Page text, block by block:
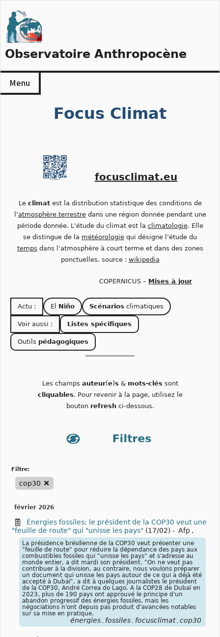
to
content
Observatoire Anthropocène
Menu
Focus Climat
focusclimat.eu
Le climatest la distribution statistique des conditions de
l’atmosphère terrestredans une région donnée pendant une
période donnée. L’étude du climat est la climatologie. Elle
se distingue de la météorologie qui désigne l’étude du
temps dans l’atmosphère à court terme et dans des zones
ponctuelles. source : wikipedia
COPERNICUS – Mises à jour
Actu : El Niño Scénarios climatiques
Voir aussi : Listes spécifiques
Outils pédagogiques
Les champs auteur(e)s & mots-clés sont
cliquables. Pour revenir à la page, utilisez le
bouton refreshci-dessous.
filtre:
cop30
février 2026
Énergies fossiles: le président de la COP30 veut une
"feuille de route" qui "unisse les pays" (17/02) - Afp ,
La présidence brésilienne de la COP30 veut présenter une
"feuille de route" pour réduire la dépendance des pays aux
combustibles fossiles qui "unisse les pays" et s'adresse au
monde entier, a dit mardi son président. "On ne veut pas
contribuer à la division, au contraire, nous voulons préparer
un document qui unisse les pays autour de ce qui a déjà été
accepté à Dubaï", a dit à quelques journalistes le président
de la COP30, André Correa do Lago. A la COP28 de Dubaï en
2023, plus de 190 pays ont approuvé le principe d'un
abandon progressif des énergies fossiles, mais les
négociations n'ont depuis pas produit d'avancées notables
sur sa mise en pratique.
énergies , fossiles , focusclimat , cop30